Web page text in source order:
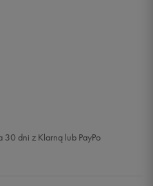
30 dni z Klarną lub PayPo